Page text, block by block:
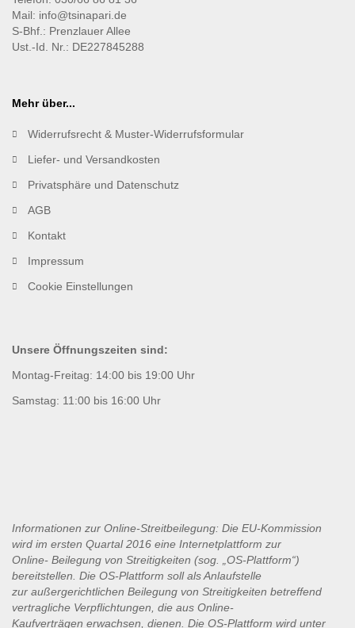
Mail: info@tsinapari.de
S-Bhf.: Prenzlauer Allee
Ust.-Id. Nr.: DE227845288
Mehr über...
Widerrufsrecht & Muster-Widerrufsformular
Liefer- und Versandkosten
Privatsphäre und Datenschutz
AGB
Kontakt
Impressum
Cookie Einstellungen
Unsere Öffnungszeiten sind:
Montag-Freitag: 14:00 bis 19:00 Uhr
Samstag: 11:00 bis 16:00 Uhr
Informationen zur Online-Streitbeilegung: Die EU-Kommission
wird im ersten Quartal 2016 eine Internetplattform zur
Online- Beilegung von Streitigkeiten (sog. „OS-Plattform“)
bereitstellen. Die OS-Plattform soll als Anlaufstelle
zur außergerichtlichen Beilegung von Streitigkeiten betreffend
vertragliche Verpflichtungen, die aus Online-
Kaufverträgen erwachsen, dienen. Die OS-Plattform wird unter